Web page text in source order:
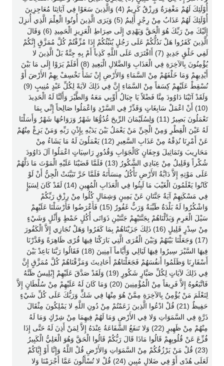
أُوْلَئِكَ لَهُمْ مَغْفِرَةٌ وَرِزْقٌ كَرِيمٌ (4) وَالَّذِينَ سَعَوْا فِي آيَاتِنَا مُعَاجِزِينَ
أُوْلَئِكَ لَهُمْ عَذَابٌ مِنْ رِجْزٍ أَلِيمٌ (5) وَيَرَى الَّذِينَ أُوتُوا الْعِلْمَ الَّذِي أُنزِلَ
إِلَيْكَ مِنْ رَبِّكَ هُوَ الْحَقَّ وَيَهْدِي إِلَى صِرَاطِ الْعَزِيزِ الْحَمِيدِ (6) وَقَالَ
الَّذِينَ كَفَرُوا هَلْ نَدُلُّكُمْ عَلَى رَجُلٍ يُنَبِّئُكُمْ إِذَا مُزِّقْتُمْ كُلَّ مُمَزَّقٍ إِنَّكُمْ
لَفِي خَلْقٍ جَدِيدٍ (7) أَافْتَرَى عَلَى اللَّهِ كَذِباً أَمْ بِهِ جِنَّةٌ بَلْ الَّذِينَ لا
يُؤْمِنُونَ بِالآخِرَةِ فِي الْعَذَابِ وَالضَّلالِ الْبَعِيدِ (8) أَفَلَمْ يَرَوْا إِلَى مَا بَيْنَ
أَيْدِيهِمْ وَمَا خَلْفَهُمْ مِنْ السَّمَاءِ وَالأَرْضِ إِنْ نَشَأْ نَخْسِفْ بِهِمْ الأَرْضَ أَوْ
نُسْقِطْ عَلَيْهِمْ كِسَفاً مِنْ السَّمَاءِ إِنَّ فِي ذَلِكَ لآيَةً لِكُلِّ عَبْدٍ مُنِيبٍ (9)
وَلَقَدْ آتَيْنَا دَاوُودَ مِنَّا فَضْلاً يَا جِبَالُ أَوِّبِي مَعَهُ وَالطَّيْرَ وَأَلَنَّا لَهُ الْحَدِيدَ
(10) أَنْ اعْمَلْ سَابِغَاتٍ وَقَدِّرْ فِي السَّرْدِ وَاعْمَلُوا صَالِحاً إِنِّي بِمَا
تَعْمَلُونَ بَصِيرٌ (11) وَلِسُلَيْمَانَ الرِّيحَ غُدُوُّهَا شَهْرٌ وَرَوَاحُهَا شَهْرٌ وَأَسَلْنَا
لَهُ عَيْنَ الْقِطْرِ وَمِنْ الْجِنِّ مَنْ يَعْمَلُ بَيْنَ يَدَيْهِ بِإِذْنِ رَبِّهِ وَمَنْ يَزِغْ مِنْهُمْ
عَنْ أَمْرِنَا نُذِقْهُ مِنْ عَذَابِ السَّعِيرِ (12) يَعْمَلُونَ لَهُ مَا يَشَاءُ مِنْ
مَحَارِيبَ وَتَمَاثِيلَ وَجِفَانٍ كَالْجَوَابِ وَقُدُورٍ رَاسِيَاتٍ اعْمَلُوا آلَ دَاوُودَ
شُكْراً وَقَلِيلٌ مِنْ عِبَادِي الشَّكُورُ (13) فَلَمَّا قَضَيْنَا عَلَيْهِ الْمَوْتَ مَا دَلَّهُمْ
عَلَى مَوْتِهِ إِلاَّ دَابَّةُ الأَرْضِ تَأْكُلُ مِنسَأَتَهُ فَلَمَّا خَرَّ تَبَيَّنَتْ الْجِنُّ أَنْ لَوْ
كَانُوا يَعْلَمُونَ الْغَيْبَ مَا لَبِثُوا فِي الْعَذَابِ الْمُهِينِ (14) لَقَدْ كَانَ لِسَبَإٍ
فِي مَسْكَنِهِمْ آيَةٌ جَنَّتَانِ عَنْ يَمِينٍ وَشِمَالٍ كُلُوا مِنْ رِزْقِ رَبِّكُمْ
وَاشْكُرُوا لَهُ بَلْدَةٌ طَيِّبَةٌ وَرَبٌّ غَفُورٌ (15) فَأَعْرَضُوا فَأَرْسَلْنَا عَلَيْهِمْ
سَيْلَ الْعَرِمِ وَبَدَّلْنَاهُمْ بِجَنَّتَيْهِمْ جَنَّتَيْنِ ذَوَاتَى أُكُلٍ خَمْطٍ وَأَثْلٍ وَشَيْءٍ
مِنْ سِدْرٍ قَلِيلٍ (16) ذَلِكَ جَزَيْنَاهُمْ بِمَا كَفَرُوا وَهَلْ نُجَازِي إِلاَّ الْكَفُورَ
(17) وَجَعَلْنَا بَيْنَهُمْ وَبَيْنَ الْقُرَى الَّتِي بَارَكْنَا فِيهَا قُرًى ظَاهِرَةً وَقَدَّرْنَا
فِيهَا السَّيْرَ سِيرُوا فِيهَا لَيَالِي وَأَيَّاماً آمِنِينَ (18) فَقَالُوا رَبَّنَا بَاعِدْ بَيْنَ
أَسْفَارِنَا وَظَلَمُوا أَنفُسَهُمْ فَجَعَلْنَاهُمْ أَحَادِيثَ وَمَزَّقْنَاهُمْ كُلَّ مُمَزَّقٍ إِنَّ
فِي ذَلِكَ لآيَاتٍ لِكُلِّ صَبَّارٍ شَكُورٍ (19) وَلَقَدْ صَدَّقَ عَلَيْهِمْ إِبْلِيسُ ظَنَّهُ
فَاتَّبَعُوهُ إِلاَّ فَرِيقاً مِنْ الْمُؤْمِنِينَ (20) وَمَا كَانَ لَهُ عَلَيْهِمْ مِنْ سُلْطَانٍ إِلاَّ
لِنَعْلَمَ مَنْ يُؤْمِنُ بِالآخِرَةِ مِمَّنْ هُوَ مِنْهَا فِي شَكٍّ وَرَبُّكَ عَلَى كُلِّ شَيْءٍ
حَفِيظٌ (21) قُلْ ادْعُوا الَّذِينَ زَعَمْتُمْ مِنْ دُونِ اللَّهِ لا يَمْلِكُونَ مِثْقَالَ
ذَرَّةٍ فِي السَّمَوَاتِ وَلا فِي الأَرْضِ وَمَا لَهُمْ فِيهِمَا مِنْ شِرْكٍ وَمَا لَهُ
مِنْهُمْ مِنْ ظَهِيرٍ (22) وَلا تَنفَعُ الشَّفَاعَةُ عِنْدَهُ إِلاَّ لِمَنْ أَذِنَ لَهُ حَتَّى إِذَا
فُزِّعَ عَنْ قُلُوبِهِمْ قَالُوا مَاذَا قَالَ رَبُّكُمْ قَالُوا الْحَقَّ وَهُوَ الْعَلِيُّ الْكَبِيرُ
(23) قُلْ مَنْ يَرْزُقُكُمْ مِنْ السَّمَوَاتِ وَالأَرْضِ قُلْ اللَّهُ وَإِنَّا أَوْ إِيَّاكُمْ
لَعَلَى هُدًى أَوْ فِي ضَلالٍ مُبِينٍ (24) قُلْ لا تُسْأَلُونَ عَمَّا أَجْرَمْنَا وَلا